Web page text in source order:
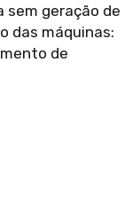
sem geração de
das máquinas:
de